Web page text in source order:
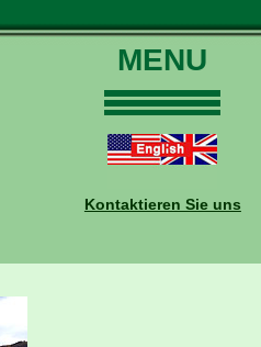
MENU
Touren
Daten und Preise
Buchungen
Kontaktieren Sie uns